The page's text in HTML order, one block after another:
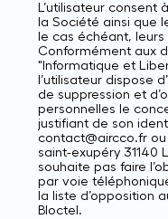
L’utilisateur consent
la Société ainsi que
le cas échéant,
Conformément aux
"Informatique et
l’utilisateur dispose
de suppression et
personnelles le
justifiant de son
contact@aircco.fr
saint-exupéry 31140
souhaite pas faire
par voie
la liste d’opposition
Bloctel.